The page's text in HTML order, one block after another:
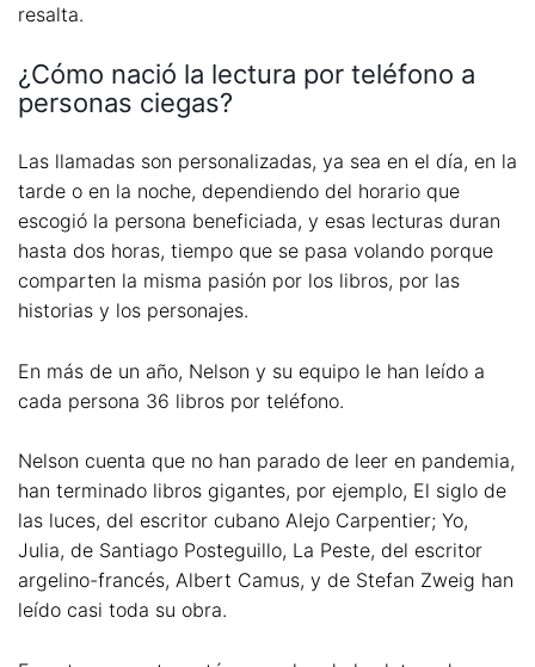
resalta.
¿Cómo nació la lectura por teléfono a
personas ciegas?
Las llamadas son personalizadas, ya sea en el día, en la
tarde o en la noche, dependiendo del horario que
escogió la persona beneficiada, y esas lecturas duran
hasta dos horas, tiempo que se pasa volando porque
comparten la misma pasión por los libros, por las
historias y los personajes.
En más de un año, Nelson y su equipo le han leído a
cada persona 36 libros por teléfono.
Nelson cuenta que no han parado de leer en pandemia,
han terminado libros gigantes, por ejemplo, El siglo de
las luces, del escritor cubano Alejo Carpentier; Yo,
Julia, de Santiago Posteguillo, La Peste, del escritor
argelino-francés, Albert Camus, y de Stefan Zweig han
leído casi toda su obra.